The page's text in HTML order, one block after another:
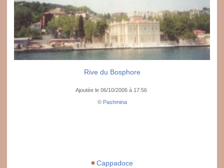
Rive du Bosphore
Ajoutée le 06/10/2006 à 17:56
© Pashmina
Cappadoce